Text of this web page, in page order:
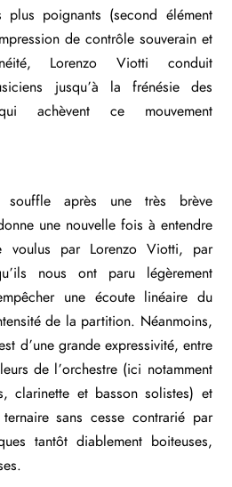
poignants (second élément
de contrôle souverain et
Lorenzo Viotti conduit
jusqu’à la frénésie des
achèvent ce mouvement
souffle après une très brève
une nouvelle fois à entendre
voulus par Lorenzo Viotti, par
nous ont paru légèrement
une écoute linéaire du
de la partition. Néanmoins,
d’une grande expressivité, entre
de l’orchestre (ici notamment
clarinette et basson solistes) et
ternaire sans cesse contrarié par
tantôt diablement boiteuses,